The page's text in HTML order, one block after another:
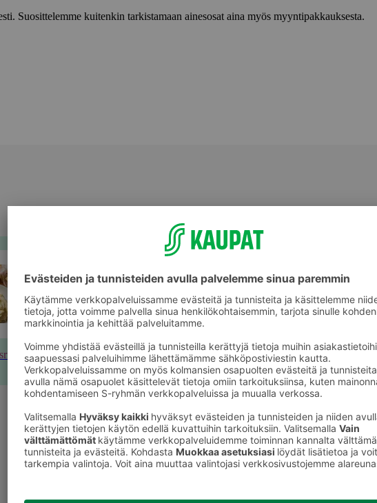
Suosittelemme kuitenkin tarkistamaan ainesosat aina myös myyntipakkauksesta.
Salaatit